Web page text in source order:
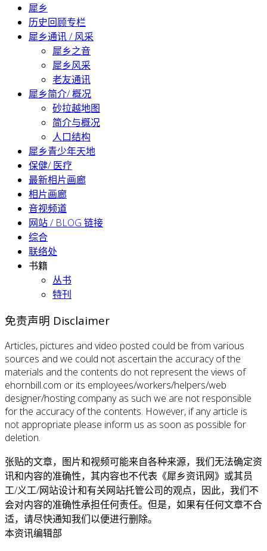
犀乡
历史回顾专栏
犀乡通讯 / 风采
犀乡之音
犀乡风采
老友通讯
犀乡简介/ 概况
砂拉越地图
简介与概况
人口结构
犀乡青少年天地
保健/ 医疗
最新相片画廊
相片画廊
音视频道
网站 / BLOG 链接
综合
联络处
书籍
丛书
特刊
免责声明 Disclaimer
Articles, pictures and video posted could be from various
sources and we could not ascertain the accuracy of the
materials and the contents do not represent the views of
ehornbill.com or its employees/workers/helpers/web
designer/hosting company as such we are not responsible
for the accuracy of the contents. However, if any article is
not appropriate please inform us as soon as possible for
deletion.
张贴的文章，图片和视频可能来自各种来源，我们无法确定资
讯和内容的准确性，其内容也不代表《犀乡资讯网》或其员
工/义工/网站设计和有关网站托管公司的观点，因此，我们不
会对内容的准确性承担任何责任。但是，如果有任何文章不合
适，请尽快通知我们以便进行删除。
本资讯编辑部